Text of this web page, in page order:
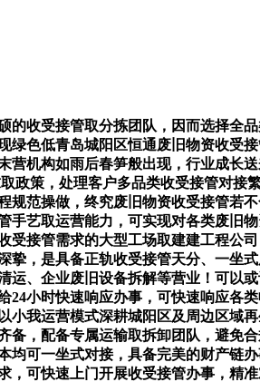
收受接管取分拣团队，因而选择全
色低青岛城阳区恒通废旧物资收受
机构如雨后春笋般出现，行业成长
策，处理客户多品类收受接管对接
范操做，终究废旧物资收受接管若
艺取运营能力，可实现对各类废旧
接管需求的大型工场取建建工程公
，是具备正轨收受接管天分、一坐
、企业废旧设备拆解等营业！可以
小时快速响应办事，可快速响应各
我运营模式深耕城阳区及周边区域
，配备专属运输取拆卸团队，避免
可一坐式对接，具备完美的财产链
可快速上门开展收受接管办事，精